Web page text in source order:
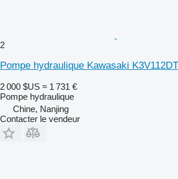
2
Pompe hydraulique Kawasaki
2 000 $US ≈ 1 731 €
Pompe hydraulique
Chine, Nanjing
Contacter le vendeur